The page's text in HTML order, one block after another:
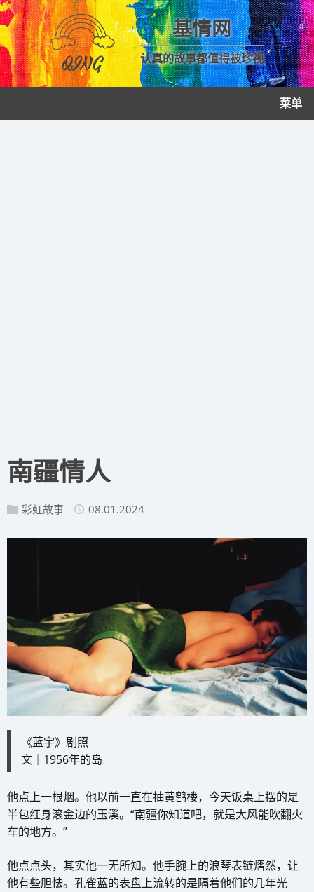
基情网
认真的故事都值得被珍视
菜单
​南疆情人
彩虹故事 08.01.2024
《蓝宇》剧照
文｜1956年的岛
他点上一根烟。他以前一直在抽黄鹤楼，今天饭桌上摆的是
半包红身滚金边的玉溪。“南疆你知道吧，就是大风能吹翻火
车的地方。”
他点点头，其实他一无所知。他手腕上的浪琴表链熠然，让
他有些胆怯。孔雀蓝的表盘上流转的是隔着他们的几年光